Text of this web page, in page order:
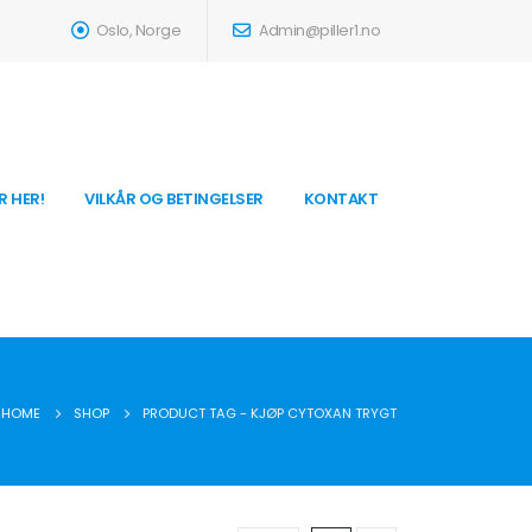
Oslo, Norge Admin@piller1.no
HER! VILKÅR OG BETINGELSER KONTAKT
HOME SHOP PRODUCT TAG - KJØP CYTOXAN TRYGT